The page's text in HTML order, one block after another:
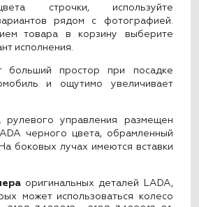
строчки, используйте
рядом с фотографией.
товара в корзину выберите
исполнения.
больший простор при посадке
и ощутимо увеличивает
рулевого управления размещен
черного цвета, обрамленный
боковых лучах имеются вставки
оригинальных деталей LADA,
может использоваться колесо